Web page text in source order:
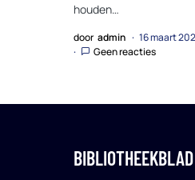
houden…
door admin
16 maart
Geen reacties
BIBLIOTHEEKBLAD